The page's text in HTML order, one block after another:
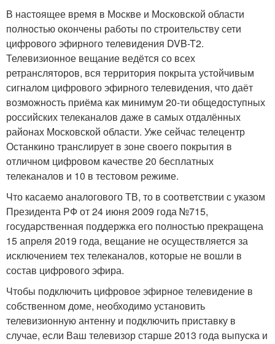
В настоящее время в Москве и Московской области
полностью окончены работы по строительству сети
цифрового эфирного телевидения DVB-T2.
Телевизионное вещание ведётся со всех
ретрансляторов, вся территория покрыта устойчивым
сигналом цифрового эфирного телевидения, что даёт
возможность приёма как минимум 20-ти общедоступных
российских телеканалов даже в самых отдалённых
районах Московской области. Уже сейчас телецентр
Останкино транслирует в зоне своего покрытия в
отличном цифровом качестве 20 бесплатных
телеканалов и 10 в тестовом режиме.
Что касаемо аналогового ТВ, то в соответствии с указом
Президента РФ от 24 июня 2009 года №715,
государственная поддержка его полностью прекращена
15 апреля 2019 года, вещание не осуществляется за
исключением тех телеканалов, которые не вошли в
состав цифрового эфира.
Чтобы подключить цифровое эфирное телевидение в
собственном доме, необходимо установить
телевизионную антенну и подключить приставку в
случае, если Ваш телевизор старше 2013 года выпуска и